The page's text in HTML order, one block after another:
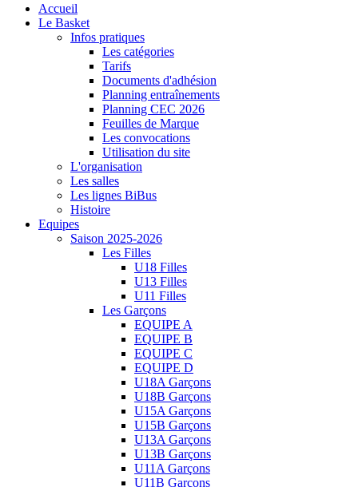
Accueil
Le Basket
Infos pratiques
Les catégories
Tarifs
Documents d'adhésion
Planning entraînements
Planning CEC 2026
Feuilles de Marque
Les convocations
Utilisation du site
L'organisation
Les salles
Les lignes BiBus
Histoire
Equipes
Saison 2025-2026
Les Filles
U18 Filles
U13 Filles
U11 Filles
Les Garçons
EQUIPE A
EQUIPE B
EQUIPE C
EQUIPE D
U18A Garçons
U18B Garçons
U15A Garçons
U15B Garçons
U13A Garçons
U13B Garçons
U11A Garçons
U11B Garçons